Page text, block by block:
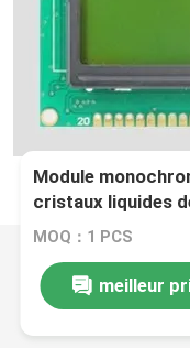
Module
cristaux liquides
contre-jour blanc
MOQ：1 PCS
meilleur